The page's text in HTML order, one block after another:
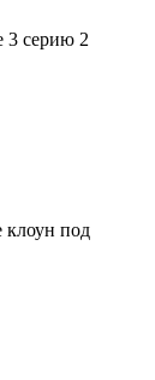
3 серию 2
клоун под